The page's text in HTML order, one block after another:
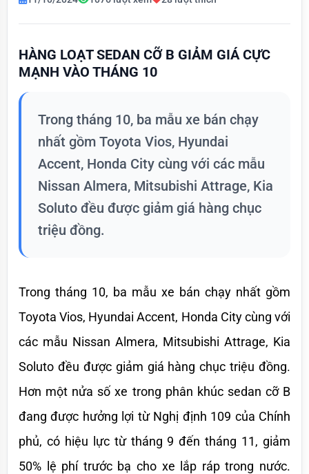
HÀNG LOẠT SEDAN CỠ B GIẢM GIÁ CỰC
MẠNH VÀO THÁNG 10
Trong tháng 10, ba mẫu xe bán chạy
nhất gồm Toyota Vios, Hyundai
Accent, Honda City cùng với các mẫu
Nissan Almera, Mitsubishi Attrage, Kia
Soluto đều được giảm giá hàng chục
triệu đồng.
Trong tháng 10, ba mẫu xe bán chạy nhất gồm
Toyota Vios, Hyundai Accent, Honda City cùng với
các mẫu Nissan Almera, Mitsubishi Attrage, Kia
Soluto đều được giảm giá hàng chục triệu đồng.
Hơn một nửa số xe trong phân khúc sedan cỡ B
đang được hưởng lợi từ Nghị định 109 của Chính
phủ, có hiệu lực từ tháng 9 đến tháng 11, giảm
50% lệ phí trước bạ cho xe lắp ráp trong nước.